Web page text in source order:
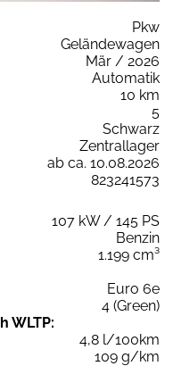
Pkw
Geländewagen
Mär / 2026
Automatik
10 km
5
Schwarz
Zentrallager
ab ca. 10.08.2026
823241573
107 kW / 145 PS
Benzin
1.199 cm³
Euro 6e
4 (Green)
WLTP:
4,8 l/100km
109 g/km